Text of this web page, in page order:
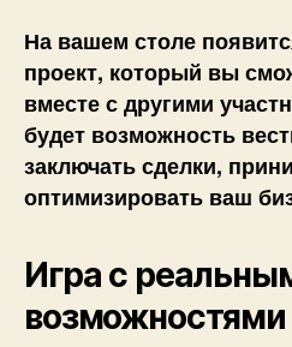
На вашем столе
проект, который вы
вместе с другими
будет возможность
заключать сделки,
оптимизировать ваш
Игра с
возможностями